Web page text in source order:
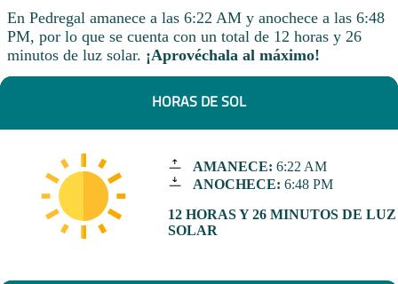
En Pedregal amanece a las 6:22 AM y anochece a las 6:48
PM, por lo que se cuenta con un total de 12 horas y 26
minutos de luz solar. ¡Aprovéchala al máximo!
HORAS DE SOL
AMANECE: 6:22 AM
ANOCHECE: 6:48 PM
12 HORAS Y 26 MINUTOS DE LUZ
SOLAR